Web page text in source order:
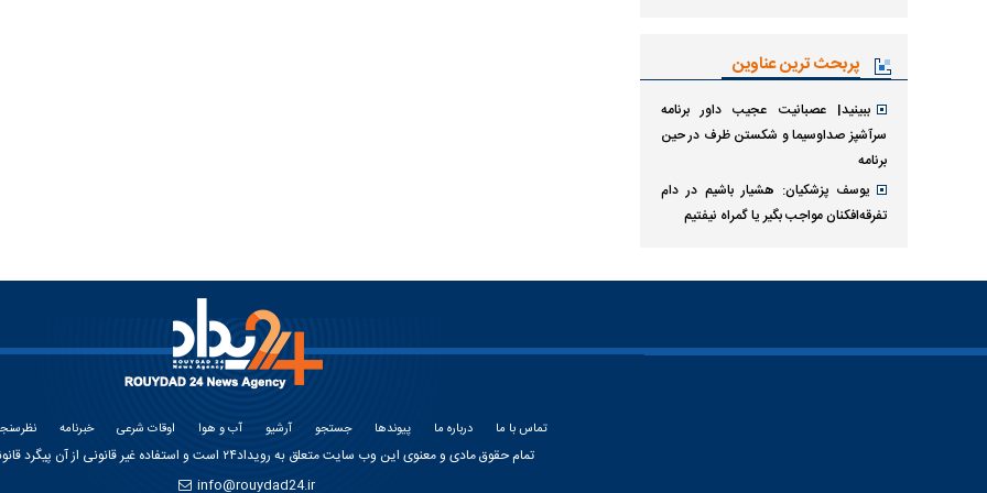
پربحث ترین عناوین
ببینید| عصبانیت عجیب داور برنامه
سرآشپز صداوسیما و شکستن ظرف در حین
برنامه
یوسف پزشکیان: هشیار باشیم در دام
تفرقه‌افکنان مواجب بگیر یا گمراه نیفتیم
تماس با ما درباره ما پیوندها جستجو آرشیو آب و هوا اوقات شرعی خبرنامه
تمام حقوق مادی و معنوی این وب سایت متعلق به رویداد۲۴
است و استفاده غیر قانونی از آن پیگرد
info@rouydad24.ir